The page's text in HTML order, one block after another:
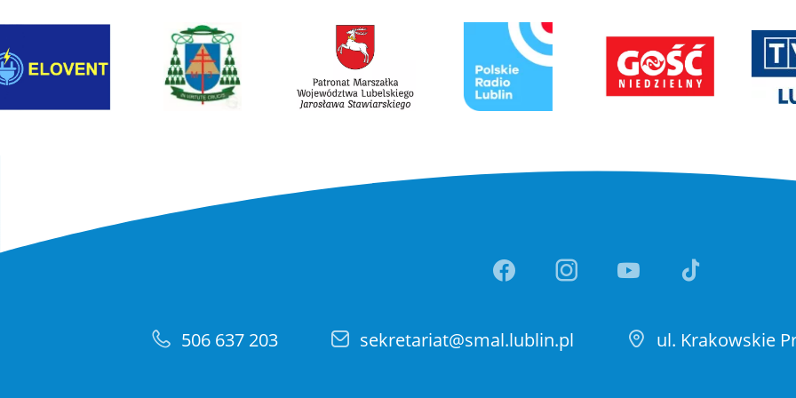
Link otwiera sie w nowej karcieLink otwiera sie w nowej karcieLink otwiera sie w nowej karcieLink otwiera sie w nowej karcie
Link
Link otwiera sie w nowej
Link otwiera sie w
Link otwiera
506 637 203 sekretariat@smal.lublin.pl ul. Krakowskie